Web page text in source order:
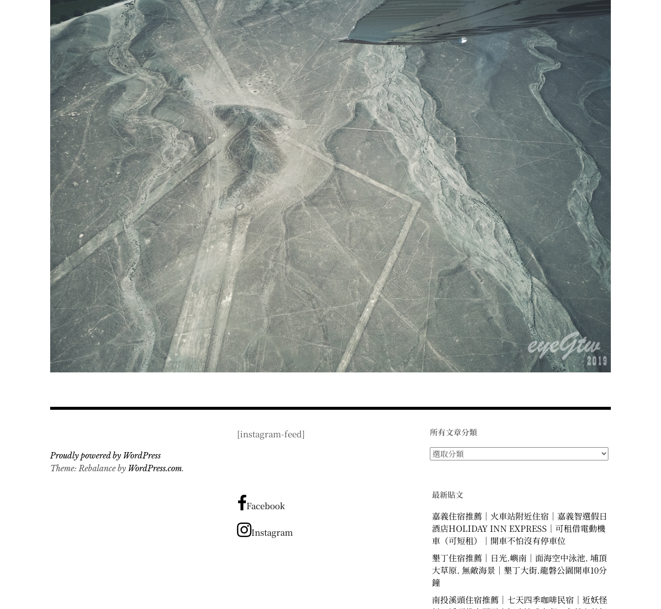
[instagram-feed] 所有文章分類
所
章
分
類
Facebook
Instagram
最新貼文
嘉義住宿推薦｜火車站附近住宿｜嘉義智選假日
酒店HOLIDAY INN EXPRESS｜可租借電動機
車（可短租）｜開車不怕沒有停車位
墾丁住宿推薦｜日光.嶼南｜面海空中泳池. 埔頂
大草原. 無敵海景｜墾丁大街.龍磐公園開車10分
鐘
南投溪頭住宿推薦｜七天四季咖啡民宿｜近妖怪
Proudly powered by WordPress
Theme: Rebalance by WordPress.com.